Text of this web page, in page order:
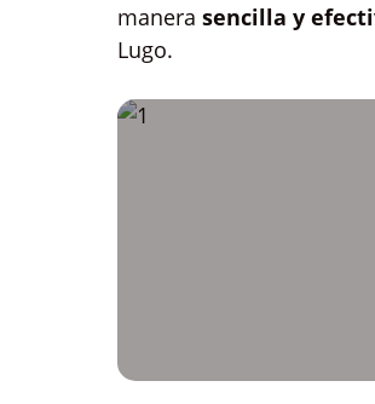
manera sencilla y
Lugo.